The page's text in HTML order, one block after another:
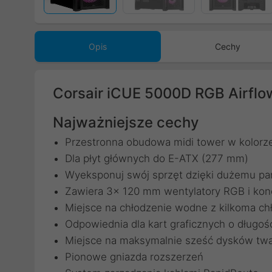
Opis Cechy
Corsair iCUE 5000D RGB
Najważniejsze cechy
Przestronna obudowa midi tower w
Dla płyt głównych do E-ATX (277 mm)
Wyeksponuj swój sprzęt dzięki dużemu
Zawiera 3x 120 mm wentylatory RGB i
Miejsce na chłodzenie wodne z kilkoma
Odpowiednia dla kart graficznych o
Miejsce na maksymalnie sześć dysków
Pionowe gniazda rozszerzeń